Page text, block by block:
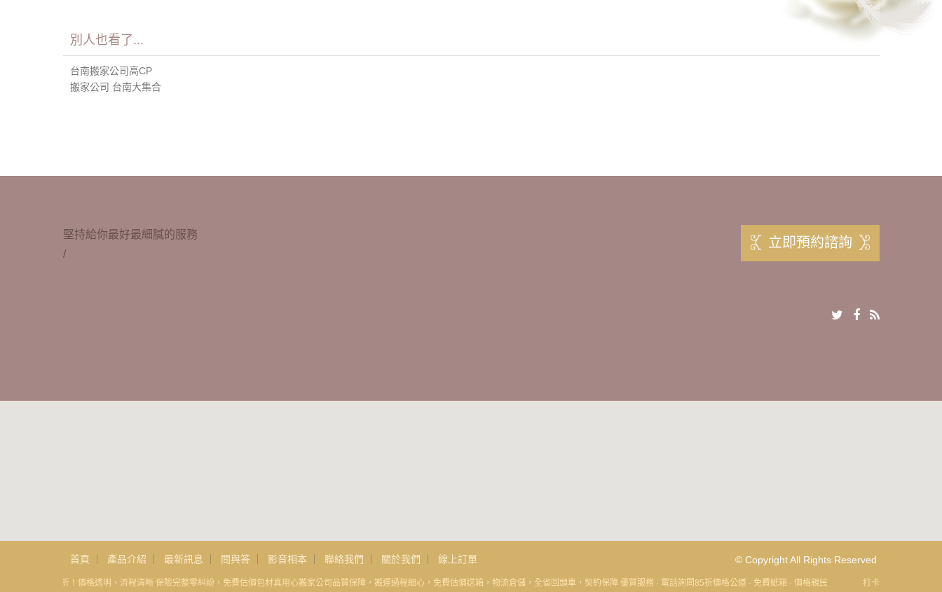
別人也看了...
台南搬家公司高CP
搬家公司 台南大集合
堅持給你最好最細膩的服務
/
立即預約諮詢
首頁 產品介紹 最新訊息 問與答 影音相本 聯絡我們 關於我們 線上訂單 © Copyright All Rights Reserved
打卡即享9折！價格透明、流程清晰 保險完整零糾紛，免費估價包材真用心搬家公司品質保障，搬運過程細心，免費估價送箱，物流倉儲，全省回頭車，契約保障 優質服務 · 電話詢問85折價格公道 · 免費紙箱 · 價格親民 打卡即享9折！價格